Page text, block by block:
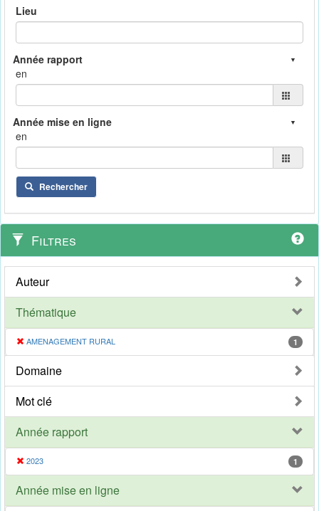
Lieu
en
en
Rechercher
Filtres
Auteur
Thématique
AMENAGEMENT RURAL 1
Domaine
Mot clé
Année rapport
2023 1
Année mise en ligne